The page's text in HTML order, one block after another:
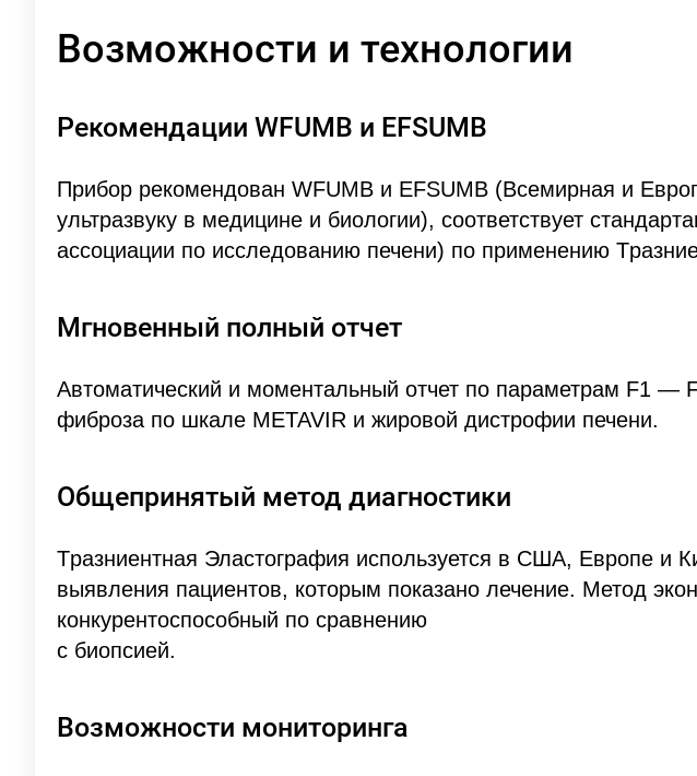
Возможности и технологии
Рекомендации WFUMB и EFSUMB
Прибор рекомендован WFUMB и EFSUMB (Всемирная и
ультразвуку в медицине и биологии), соответствует
ассоциации по исследованию печени) по применению
Мгновенный полный отчет
Автоматический и моментальный отчет по параметрам F1 —
фиброза по шкале METAVIR и жировой дистрофии печени.
Общепринятый метод диагностики
Tразниентная Эластография используется в США, Европе и
выявления пациентов, которым показано лечение. Метод
конкурентоспособный по сравнению
с биопсией.
Возможности мониторинга